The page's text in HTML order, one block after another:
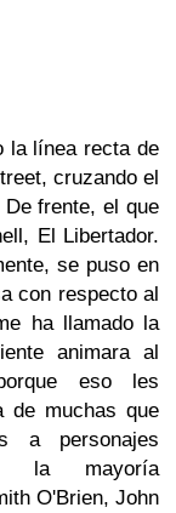
la línea recta de
cruzando el
frente, el que
El Libertador.
se puso en
con respecto al
ha llamado la
animara al
eso les
de muchas que
a personajes
la mayoría
O'Brien, John